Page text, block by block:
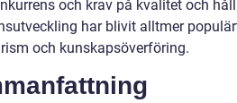
och krav på kvalitet och
har blivit alltmer
och kunskapsöverföring.